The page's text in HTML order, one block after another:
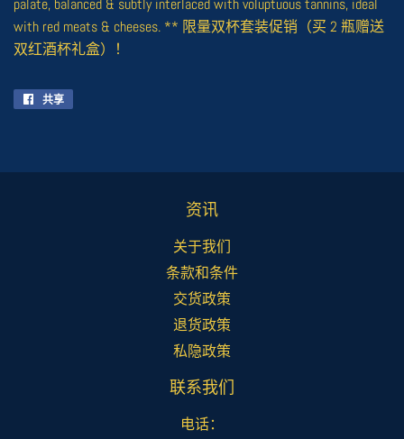
with red meats & cheeses. ** 限量双杯套装促销（买 2 瓶赠送
双红酒杯礼盒）！
共享
资讯
关于我们
条款和条件
交货政策
退货政策
私隐政策
联系我们
电话：